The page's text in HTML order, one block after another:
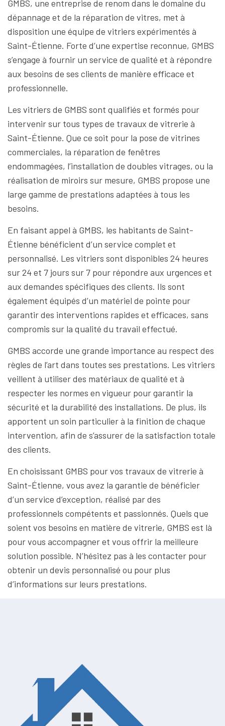
GMBS, une entreprise de renom dans le domaine du
dépannage et de la réparation de vitres, met à
disposition une équipe de vitriers expérimentés à
Saint-Étienne. Forte d’une expertise reconnue, GMBS
s’engage à fournir un service de qualité et à répondre
aux besoins de ses clients de manière efficace et
professionnelle.
Les vitriers de GMBS sont qualifiés et formés pour
intervenir sur tous types de travaux de vitrerie à
Saint-Étienne. Que ce soit pour la pose de vitrines
commerciales, la réparation de fenêtres
endommagées, l’installation de doubles vitrages, ou la
réalisation de miroirs sur mesure, GMBS propose une
large gamme de prestations adaptées à tous les
besoins.
En faisant appel à GMBS, les habitants de Saint-
Étienne bénéficient d’un service complet et
personnalisé. Les vitriers sont disponibles 24 heures
sur 24 et 7 jours sur 7 pour répondre aux urgences et
aux demandes spécifiques des clients. Ils sont
également équipés d’un matériel de pointe pour
garantir des interventions rapides et efficaces, sans
compromis sur la qualité du travail effectué.
GMBS accorde une grande importance au respect des
règles de l’art dans toutes ses prestations. Les vitriers
veillent à utiliser des matériaux de qualité et à
respecter les normes en vigueur pour garantir la
sécurité et la durabilité des installations. De plus, ils
apportent un soin particulier à la finition de chaque
intervention, afin de s’assurer de la satisfaction totale
des clients.
En choisissant GMBS pour vos travaux de vitrerie à
Saint-Étienne, vous avez la garantie de bénéficier
d’un service d’exception, réalisé par des
professionnels compétents et passionnés. Quels que
soient vos besoins en matière de vitrerie, GMBS est là
pour vous accompagner et vous offrir la meilleure
solution possible. N’hésitez pas à les contacter pour
obtenir un devis personnalisé ou pour plus
d’informations sur leurs prestations.